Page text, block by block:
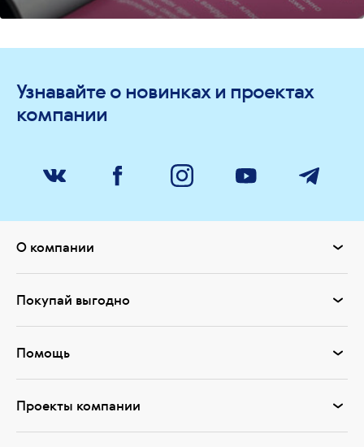
Узнавайте о новинках и проектах
компании
О компании
Покупай выгодно
Помощь
Проекты компании